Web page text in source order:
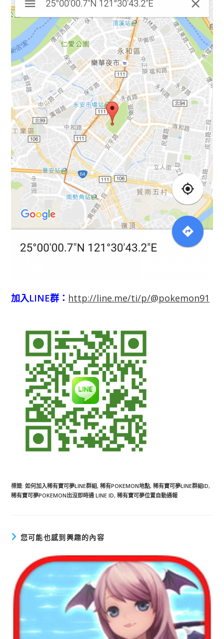
加入LINE群： http://line.me/ti/p/@pokemon91
標籤:如何加入稀有寶可夢LINE群組, 稀有POKEMON地點, 稀有寶可夢LINE群組ID,
稀有寶可夢POKEMON出沒即時通 LINE ID, 稀有寶可夢位置自動通報
您可能也感到興趣的內容